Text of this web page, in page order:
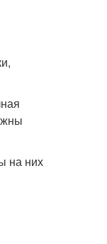
на них